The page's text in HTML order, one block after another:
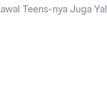
Teens-nya Juga Ya!